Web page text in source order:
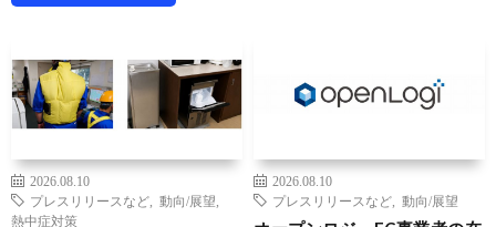
2026.08.10
プレスリリースなど
動向/展望
熱中症対策
2026.08.10
プレスリリースなど
動向/展望